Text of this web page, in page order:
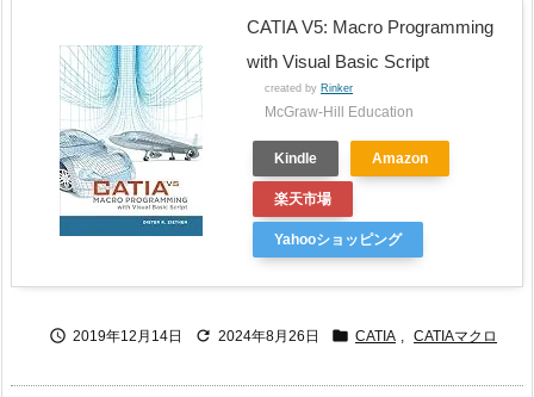
CATIA V5: Macro Programming
with Visual Basic Script
created by Rinker
McGraw-Hill Education
Kindle Amazon
楽天市場
Yahooショッピング
 2019年12月14日  2024年8月26日  CATIA CATIAマクロ